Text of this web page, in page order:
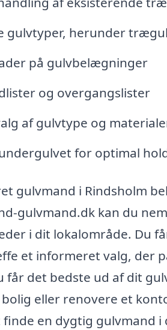
gulvtyper, herunder
på gulvbelægninger
og overgangslister
af gulvtype og
for optimal
gulvmand i Rindsholm
gulvmand.dk kan du
i dit lokalområde. Du
et informeret valg, der
får det bedste ud af dit
eller renovere et
en dygtig gulvmand i